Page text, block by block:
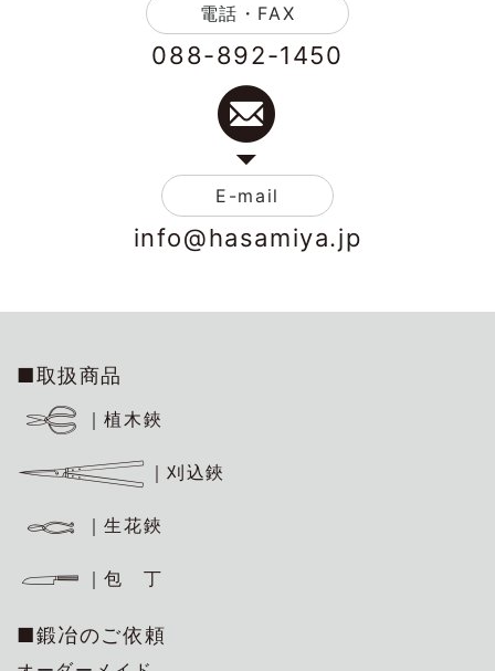
電話・FAX
088-892-1450
E-mail
info@hasamiya.jp
■取扱商品
｜植木鋏
｜刈込鋏
｜生花鋏
｜包 丁
■鍛冶のご依頼